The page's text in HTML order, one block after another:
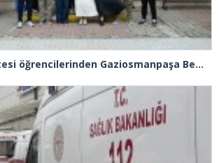
Manas Üniversitesi öğrencilerinden Gaziosmanpaşa Belediyesi’ne ziyaret